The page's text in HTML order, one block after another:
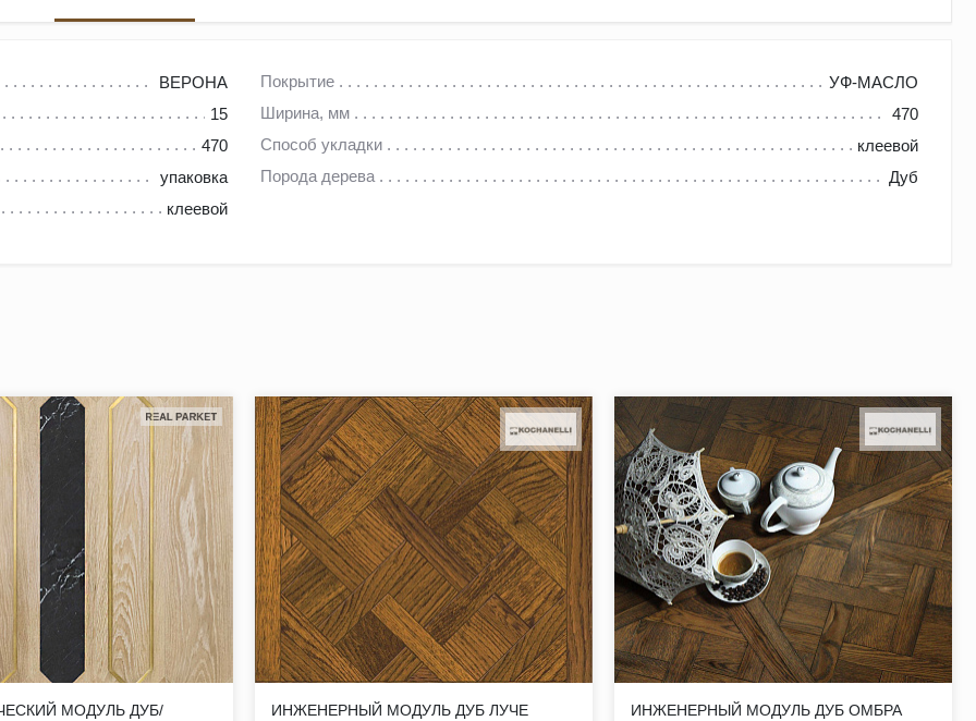
ВЕРОНА Покрытие
УФ-МАСЛО
15 Ширина, мм
470
470 Способ укладки
клеевой
упаковка Порода дерева
Дуб
клеевой
на производстве качественного напольного покрытия из натуральной древесины. Бренд сотрудничает с
интерьера;
собой продукцию элитного класса по оптимальной цене. Такое уникальное сочетание улучшенных технических
стоимости делает продукцию бренда максимально востребованной на мировом рынке.
от образца в шоу-руме!
МОДУЛЬ ДУБ/
ИНЖЕНЕРНЫЙ МОДУЛЬ ДУБ ЛУЧЕ
ИНЖЕНЕРНЫЙ МОДУЛЬ ДУБ ОМБРА